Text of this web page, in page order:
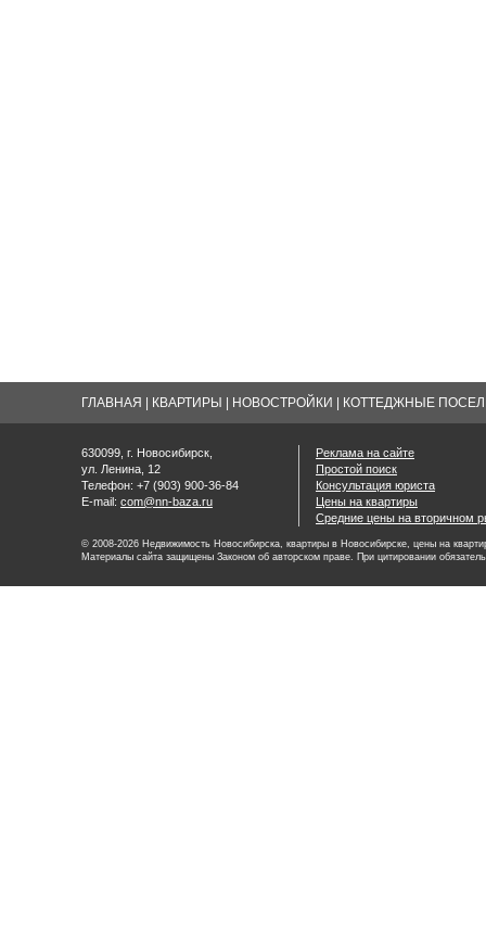
ГЛАВНАЯ КВАРТИРЫ НОВОСТРОЙКИ КОТТЕДЖНЫЕ
630099, г. Новосибирск,
ул. Ленина, 12
Телефон: +7 (903) 900-36-84
E-mail: com@nn-baza.ru
Реклама на сайте
Простой поиск
Консультация юриста
Цены на квартиры
Средние цены на вторичном
© 2008-2026 Недвижимость Новосибирска, квартиры в Новосибирске, цены на
Материалы сайта защищены Законом об авторском праве. При цитировании